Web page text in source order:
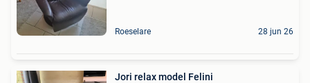
Roeselare 28 jun 26
Jori relax model Felini